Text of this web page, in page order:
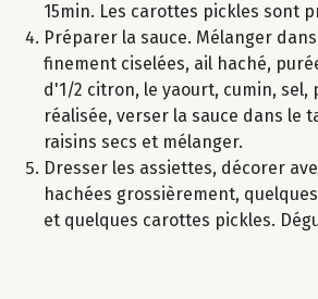
15min. Les carottes pickles sont
Préparer la sauce. Mélanger
finement ciselées, ail haché,
d'1/2 citron, le yaourt, cumin, sel,
réalisée, verser la sauce dans le
raisins secs et mélanger.
Dresser les assiettes, décorer
hachées grossièrement,
et quelques carottes pickles.